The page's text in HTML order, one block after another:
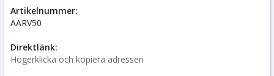
Artikelnummer:
AARV50
Direktlänk:
Högerklicka och kopiera adressen